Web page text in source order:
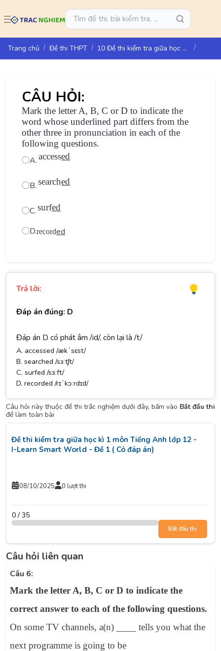
Trang chủ Đề thi THPT 10 Đề thi kiểm tra giữa học kì 1 môn Tiếng Anh lớp 12 - I-Learn Smart World
CÂU HỎI:
Mark the letter A, B, C or D to indicate the
word whose underlined part differs from the
other three in pronunciation in each of the
following questions.
A.accessed
B.searched
C.surfed
D.recorded
Trả lời:
Đáp án đúng: D
Đáp án D có phát âm /id/, còn lại là /t/
A. accessed /ækˈsɛst/
B. searched /sɜːtʃt/
C. surfed /sɜːft/
D. recorded /rɪˈkɔːrdɪd/
Câu hỏi này thuộc đề thi trắc nghiệm dưới đây, bấm vào Bắt đầu thi
để làm toàn bài
Đề thi kiểm tra giữa học kì 1 môn Tiếng Anh lớp 12 -
I-Learn Smart World - Đề 1 ( Có đáp án)
08/10/2025 0 lượt thi
0 / 35
Bắt đầu thi
Câu hỏi liên quan
Câu 6:
Mark the letter A, B, C or D to indicate the
correct answer to each of the following questions.
On some TV channels, a(n) ____ tells you what the
next programme is going to be